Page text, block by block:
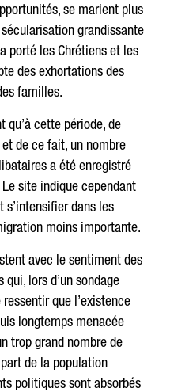
se marient plus
grandissante
porté les Chrétiens et les
des exhortations des
familles.
qu’à cette période, de
de ce fait, un nombre
a été enregistré
site indique cependant
dans les
moins importante.
avec le sentiment des
lors d’un sondage
que l’existence
longtemps menacée
trop grand nombre de
de la population
politiques sont absorbés